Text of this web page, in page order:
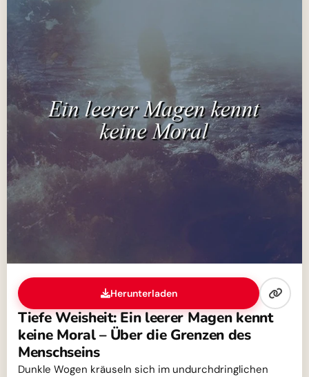
Herunterladen
Tiefe Weisheit: Ein leerer Magen kennt
keine Moral – Über die Grenzen des
Menschseins
Dunkle Wogen kräuseln sich im undurchdringlichen